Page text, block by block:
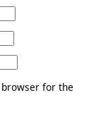
for the